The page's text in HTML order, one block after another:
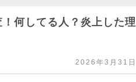
何してる人？炎上した理
2026年3月31日